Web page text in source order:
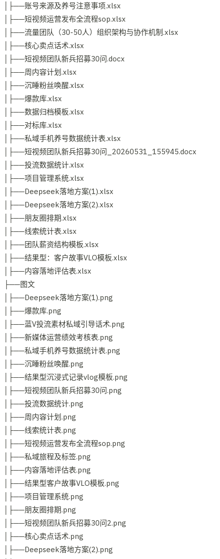
│├──账号来源及养号注意事项.xlsx
│├──短视频运营发布全流程sop.xlsx
│├──流量团队（30-50人）组织架构与协作机制.xlsx
│├──核心卖点话术.xlsx
│├──短视频团队新兵招募30问.docx
│├──周内容计划.xlsx
│├──沉睡粉丝唤醒.xlsx
│├──爆款库.xlsx
│├──数据归档模板.xlsx
│├──对标库.xlsx
│├──私域手机养号数据统计表.xlsx
│├──短视频团队新兵招募30问_20260531_155945.docx
│├──投流数据统计.xlsx
│├──项目管理系统.xlsx
│├──Deepseek落地方案(1).xlsx
│├──Deepseek落地方案(2).xlsx
│├──朋友圈排期.xlsx
│├──线索统计表.xlsx
│├──团队薪资结构模板.xlsx
│├──结果型：客户故事VLO模板.xlsx
│├──内容落地评估表.xlsx
├──图文
│├──Deepseek落地方案(1).png
│├──爆款库.png
│├──蓝V投流素材私域引导话术.png
│├──新媒体运营绩效考核表.png
│├──私域手机养号数据统计表.png
│├──沉睡粉丝唤醒.png
│├──结果型沉浸式记录vlog模板.png
│├──短视频团队新兵招募30问.png
│├──投流数据统计.png
│├──周内容计划.png
│├──线索统计表.png
│├──短视频运营发布全流程sop.png
│├──私域旅程及标签.png
│├──内容落地评估表.png
│├──结果型客户故事VLO模板.png
│├──项目管理系统.png
│├──朋友圈排期.png
│├──短视频团队新兵招募30问2.png
│├──核心卖点话术.png
│├──Deepseek落地方案(2).png